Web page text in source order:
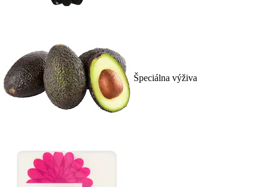
Špeciálna výživa